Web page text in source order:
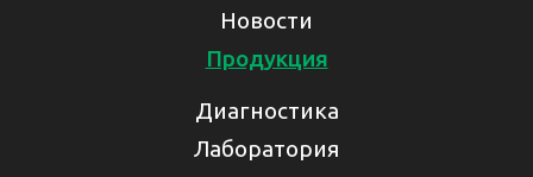
Новости
Продукция
Диагностика
Лаборатория